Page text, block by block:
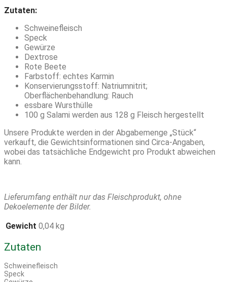
Zutaten:
Schweinefleisch
Speck
Gewürze
Dextrose
Rote Beete
Farbstoff: echtes Karmin
Konservierungsstoff: Natriumnitrit;
Oberflächenbehandlung: Rauch
essbare Wursthülle
100 g Salami werden aus 128 g Fleisch hergestellt
Unsere Produkte werden in der Abgabemenge „Stück“
verkauft, die Gewichtsinformationen sind Circa-Angaben,
wobei das tatsächliche Endgewicht pro Produkt abweichen
kann.
Lieferumfang enthält nur das Fleischprodukt, ohne
Dekoelemente der Bilder.
Gewicht 0,04 kg
Zutaten
Schweinefleisch
Speck